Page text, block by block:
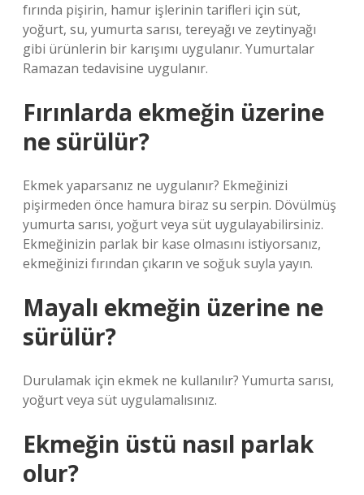
fırında pişirin, hamur işlerinin tarifleri için süt,
yoğurt, su, yumurta sarısı, tereyağı ve zeytinyağı
gibi ürünlerin bir karışımı uygulanır. Yumurtalar
Ramazan tedavisine uygulanır.
Fırınlarda ekmeğin üzerine
ne sürülür?
Ekmek yaparsanız ne uygulanır? Ekmeğinizi
pişirmeden önce hamura biraz su serpin. Dövülmüş
yumurta sarısı, yoğurt veya süt uygulayabilirsiniz.
Ekmeğinizin parlak bir kase olmasını istiyorsanız,
ekmeğinizi fırından çıkarın ve soğuk suyla yayın.
Mayalı ekmeğin üzerine ne
sürülür?
Durulamak için ekmek ne kullanılır? Yumurta sarısı,
yoğurt veya süt uygulamalısınız.
Ekmeğin üstü nasıl parlak
olur?